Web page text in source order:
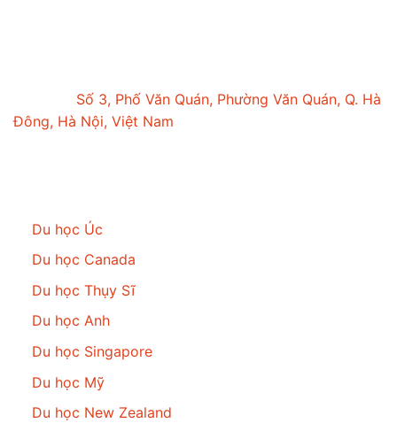
Số 3, Phố Văn Quán, Phường Văn Quán, Q. Hà
Đông, Hà Nội, Việt Nam
Du học Úc
Du học Canada
Du học Thụy Sĩ
Du học Anh
Du học Singapore
Du học Mỹ
Du học New Zealand